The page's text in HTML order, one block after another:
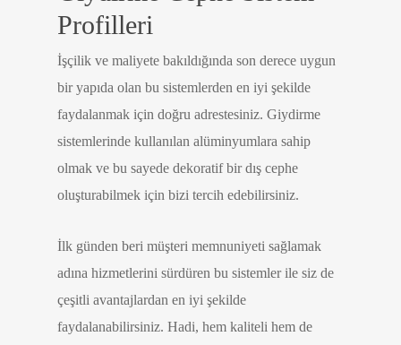
Profilleri
İşçilik ve maliyete bakıldığında son derece uygun
bir yapıda olan bu sistemlerden en iyi şekilde
faydalanmak için doğru adrestesiniz. Giydirme
sistemlerinde kullanılan alüminyumlara sahip
olmak ve bu sayede dekoratif bir dış cephe
oluşturabilmek için bizi tercih edebilirsiniz.
İlk günden beri müşteri memnuniyeti sağlamak
adına hizmetlerini sürdüren bu sistemler ile siz de
çeşitli avantajlardan en iyi şekilde
faydalanabilirsiniz. Hadi, hem kaliteli hem de